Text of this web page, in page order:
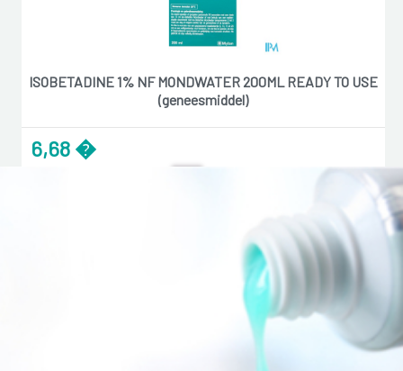
ISOBETADINE 1% NF MONDWATER 200ML READY TO USE
(geneesmiddel)
6,68 �